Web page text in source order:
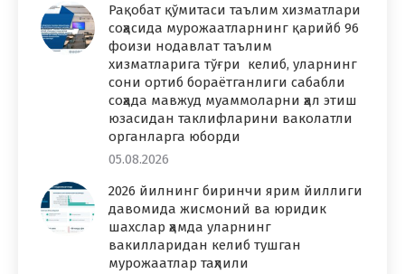
Рақобат қўмитаси таълим хизматлари
соҳасида мурожаатларнинг қарийб 96
фоизи нодавлат таълим
хизматларига тўғри келиб, уларнинг
сони ортиб бораётганлиги сабабли
соҳада мавжуд муаммоларни ҳал этиш
юзасидан таклифларини ваколатли
органларга юборди
05.08.2026
2026 йилнинг биринчи ярим йиллиги
давомида жисмоний ва юридик
шахслар ҳамда уларнинг
вакилларидан келиб тушган
мурожаатлар таҳлили